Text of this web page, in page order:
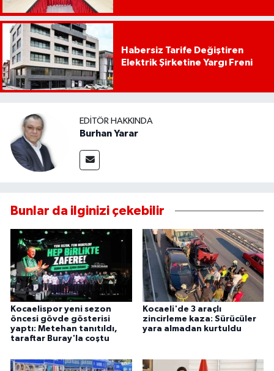
Habersiz Tarife Değiştiren
Elektrik Şirketine Yargı Freni
EDITÖR HAKKINDA
Burhan Yarar
Bunlar da ilginizi çekebilir
Kocaelispor yeni sezon
öncesi gövde gösterisi
yaptı: Metehan tanıtıldı,
taraftar Buray'la coştu
Kocaeli'de 3 araçlı
zincirleme kaza: Sürücüler
yara almadan kurtuldu